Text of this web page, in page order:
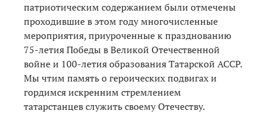
патриотическим содержанием были отмечены
проходившие в этом году многочисленные
мероприятия, приуроченные к празднованию
75-летия Победы в Великой Отечественной
войне и 100-летия образования Татарской АССР.
Мы чтим память о героических подвигах и
гордимся искренним стремлением
татарстанцев служить своему Отечеству.